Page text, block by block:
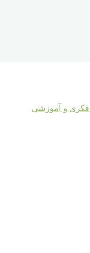
فکری و آموزشی